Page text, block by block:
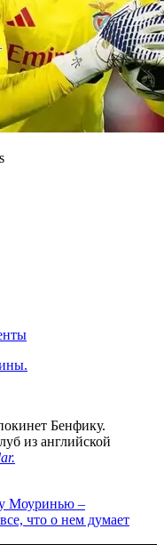
Бенфику.
из английской
Моуринью –
что о нем думает